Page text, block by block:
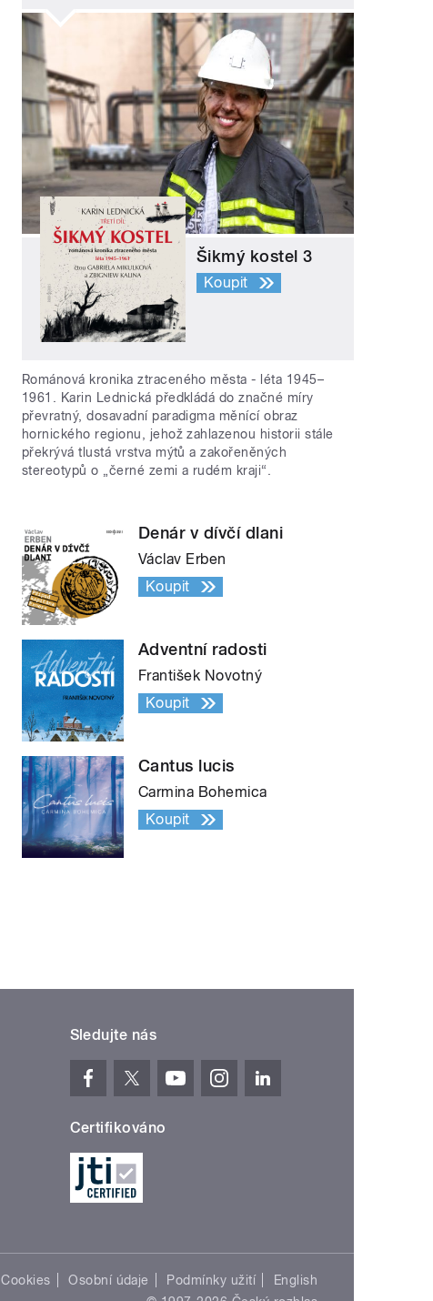
Šikmý kostel 3
Koupit
Románová kronika ztraceného města - léta 1945–
1961. Karin Lednická předkládá do značné míry
převratný, dosavadní paradigma měnící obraz
hornického regionu, jehož zahlazenou historii stále
překrývá tlustá vrstva mýtů a zakořeněných
stereotypů o „černé zemi a rudém kraji“.
Denár v dívčí dlani
Václav Erben
Koupit
Adventní radosti
František Novotný
Koupit
Cantus lucis
Carmina Bohemica
Koupit
Sledujte nás
Certifikováno
Cookies Osobní údaje Podmínky užití
English